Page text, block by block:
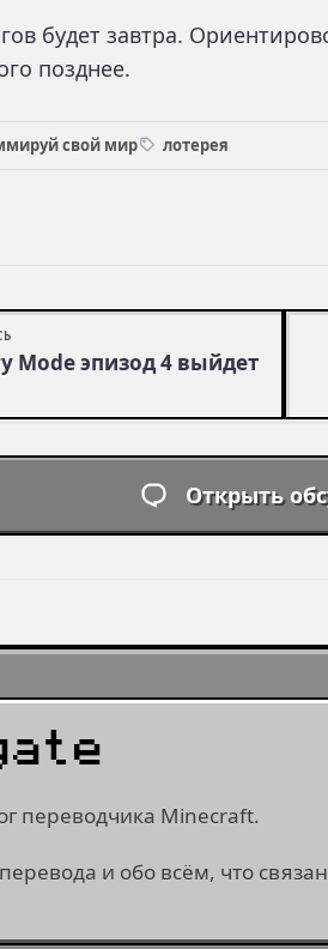
будет завтра.
позднее.
свой мир лотерея
Mode эпизод 4 выйдет
Открыть
переводчика Minecraft.
и обо всём, что